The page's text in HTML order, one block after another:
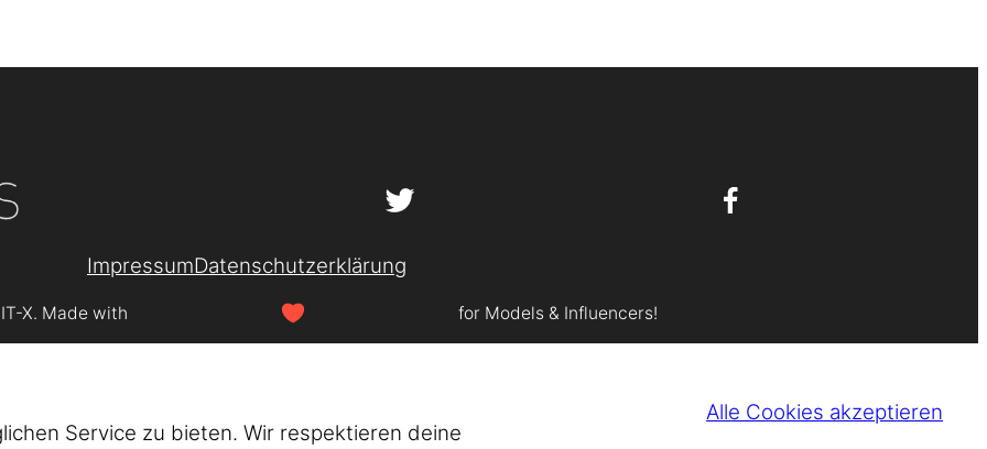
ImpressumDatenschutzerklärung
X. Made with for Models & Influencers!
Service zu bieten. Wir respektieren deine
Alle Cookies akzeptieren